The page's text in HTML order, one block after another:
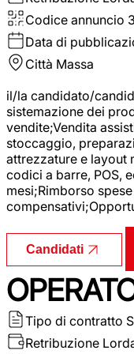
Codice annuncio
Data di
Città Massa
il/la candidato/
sistemazione dei
vendite;Vendita
stoccaggio,
attrezzature e layout
codici a barre, POS,
mesi;Rimborso
Candidati
Tipo di contratto
Retribuzione